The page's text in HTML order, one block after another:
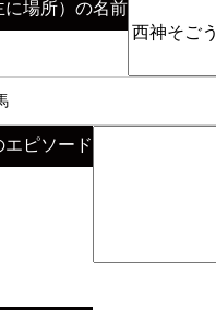
場所）の名前
ピソード